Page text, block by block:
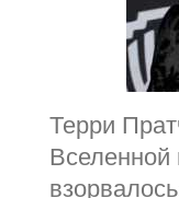
Терри
Вселенной